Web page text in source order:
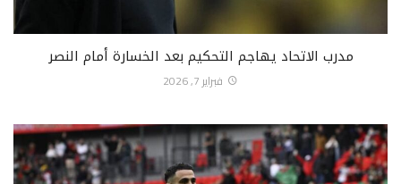
مدرب الاتحاد يهاجم التحكيم بعد الخسارة أمام النصر
فبراير 7, 2026